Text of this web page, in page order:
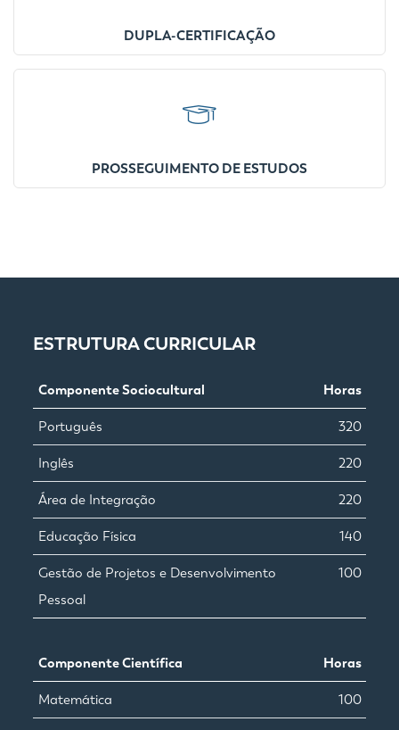
DUPLA-CERTIFICAÇÃO
PROSSEGUIMENTO DE ESTUDOS
ESTRUTURA CURRICULAR
Componente Sociocultural Horas
Português 320
Inglês 220
Área de Integração 220
Educação Física 140
Gestão de Projetos e Desenvolvimento
Pessoal
100
Componente Científica Horas
Matemática 100